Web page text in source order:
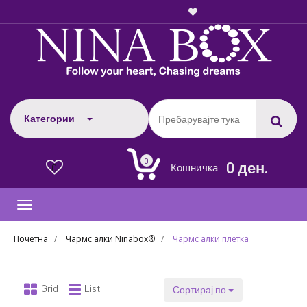
Категории
0
0
Кошничка 0 ден.
Toggle
Почетна Чармс алки Ninabox® Чармс алки плетка
Grid List
Сортирај по